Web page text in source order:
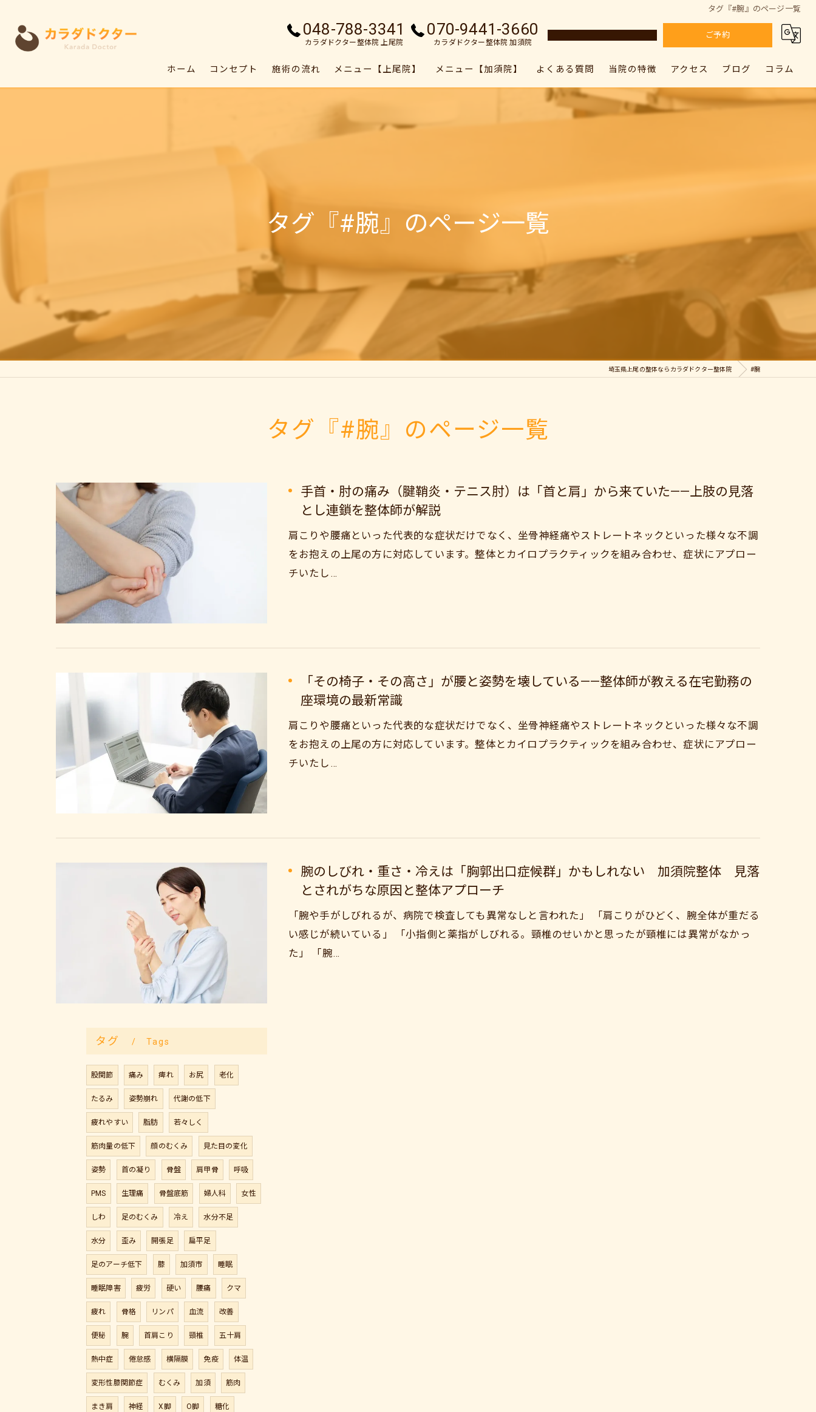
タグ『#腕』のページ一覧
048-788-3341
カラダドクター整体院 上尾院
070-9441-3660
カラダドクター整体院 加須院
ご予約
ホーム コンセプト 施術の流れ メニュー【上尾院】 メニュー【加須院】 よくある質問 当院の特徴
肩こり
アクセス
カラダドクター整体院 上尾院
ブログ コラム
タグ『#腕』のページ一覧
埼玉県上尾の整体ならカラダドクター整体院 #腕
タグ『#腕』のページ一覧
手首・肘の痛み（腱鞘炎・テニス肘）は「首と肩」から来ていた——上肢の見落
とし連鎖を整体師が解説
肩こりや腰痛といった代表的な症状だけでなく、坐骨神経痛やストレートネックといった様々な不調
をお抱えの上尾の方に対応しています。整体とカイロプラクティックを組み合わせ、症状にアプロー
チいたし…
「その椅子・その高さ」が腰と姿勢を壊している——整体師が教える在宅勤務の
座環境の最新常識
肩こりや腰痛といった代表的な症状だけでなく、坐骨神経痛やストレートネックといった様々な不調
をお抱えの上尾の方に対応しています。整体とカイロプラクティックを組み合わせ、症状にアプロー
チいたし…
腕のしびれ・重さ・冷えは「胸郭出口症候群」かもしれない 加須院整体 見落
とされがちな原因と整体アプローチ
「腕や手がしびれるが、病院で検査しても異常なしと言われた」 「肩こりがひどく、腕全体が重だる
い感じが続いている」 「小指側と薬指がしびれる。頸椎のせいかと思ったが頸椎には異常がなかっ
た」 「腕…
タグ Tags
股関節 痛み 痺れ お尻 老化
たるみ 姿勢崩れ 代謝の低下
疲れやすい 脂肪 若々しく
筋肉量の低下 顔のむくみ 見た目の変化
姿勢 首の凝り 骨盤 肩甲骨 呼吸
PMS 生理痛 骨盤底筋 婦人科 女性
しわ 足のむくみ 冷え 水分不足
水分 歪み 開張足 扁平足
足のアーチ低下 膝 加須市 睡眠
睡眠障害 疲労 硬い 腰痛 クマ
疲れ 骨格 リンパ 血流 改善
便秘 腕 首肩こり 頸椎 五十肩
熱中症 倦怠感 横隔膜 免疫 体温
変形性膝関節症 むくみ 加須 筋肉
まき肩 神経 X脚 O脚 糖化